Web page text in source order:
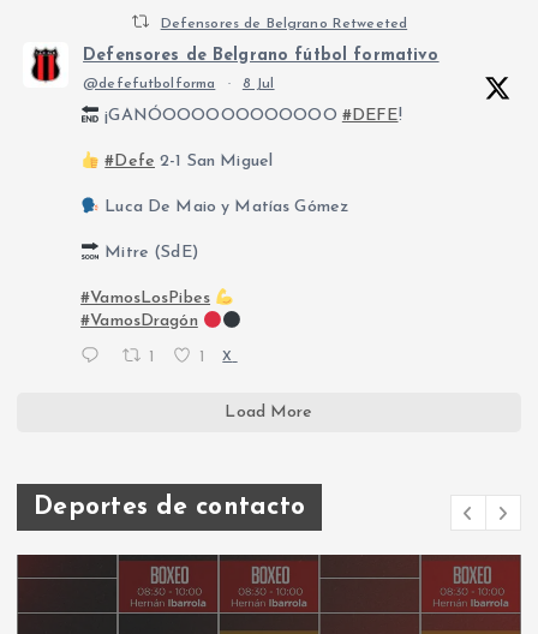
Defensores de Belgrano Retweeted
Defensores de Belgrano fútbol formativo
@defefutbolforma · 8 Jul
¡GANÓOOOOOOOOOOOO #DEFE!
#Defe 2-1 San Miguel
Luca De Maio y Matías Gómez
Mitre (SdE)
#VamosLosPibes
#VamosDragón
X
Load More
Deportes de contacto